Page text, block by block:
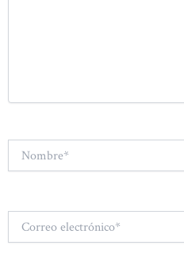
electrónico*